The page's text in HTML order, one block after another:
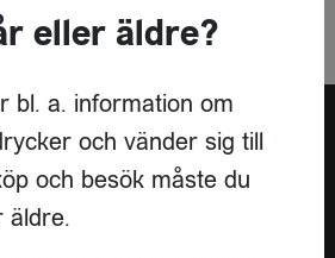
du leverantör?
eller äldre?
bl. a. information om
och vänder sig till
och besök måste du
äldre.